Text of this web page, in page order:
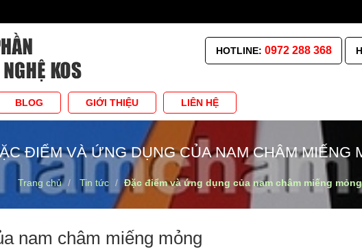
HOTLINE: 0972 288 368
BLOG GIỚI THIỆU LIÊN HỆ
ĐIỂM VÀ ỨNG DỤNG CỦA NAM CHÂM MIẾNG
Trang chủ Tin tức Đặc điểm và ứng dụng của nam châm miếng mỏng
nam châm miếng mỏng